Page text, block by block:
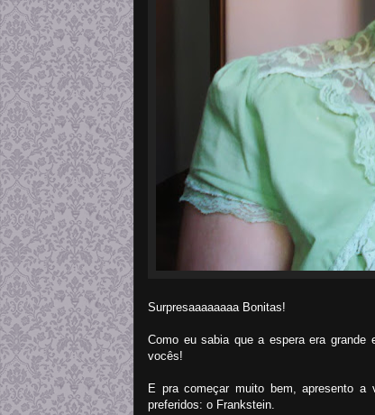
Surpresaaaaaaaa Bonitas!
Como eu sabia que a espera era
vocês!
E pra começar muito bem, apresento
preferidos: o Frankstein.